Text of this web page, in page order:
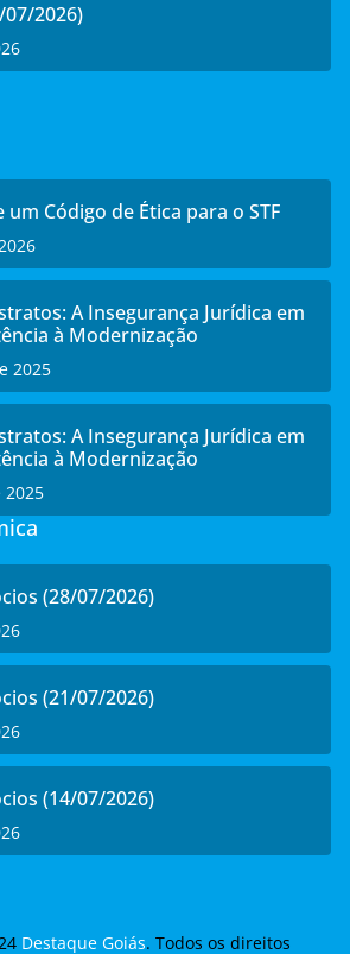
2026)
um Código de Ética para o STF
A Insegurança Jurídica em
à Modernização
2025
A Insegurança Jurídica em
à Modernização
(28/07/2026)
(21/07/2026)
(14/07/2026)
Destaque Goiás. Todos os direitos